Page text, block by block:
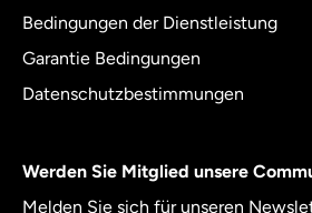
Bedingungen der Dienstleistung
Garantie Bedingungen
Datenschutzbestimmungen
Werden Sie Mitglied unsere
Melden Sie sich für unseren